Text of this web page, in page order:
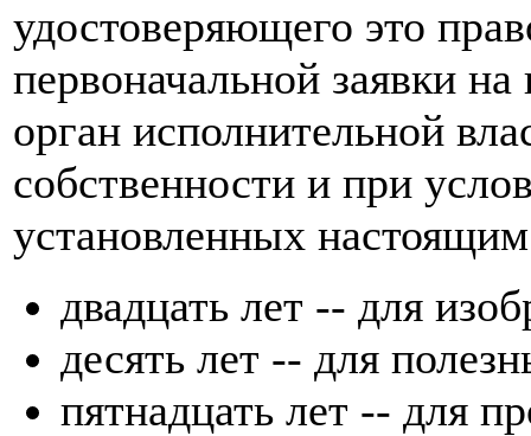
удостоверяющего это
первоначальной заявки
орган исполнительной
собственности и при
установленных
двадцать лет -- для
десять лет -- для
пятнадцать лет -- для